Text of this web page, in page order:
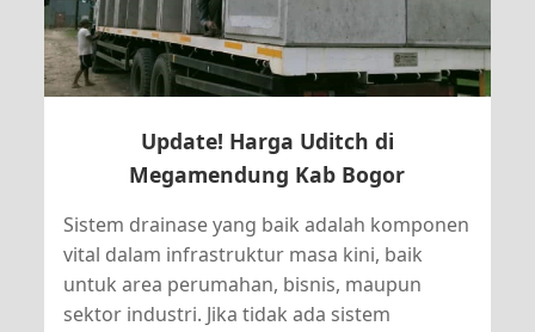
Update! Harga Uditch di
Megamendung Kab Bogor
Sistem drainase yang baik adalah komponen
vital dalam infrastruktur masa kini, baik
untuk area perumahan, bisnis, maupun
sektor industri. Jika tidak ada sistem